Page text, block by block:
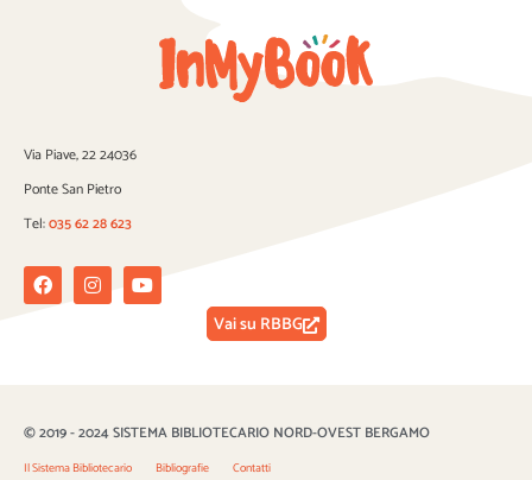
Via Piave, 22 24036
Ponte San Pietro
Tel:035 62 28 623
FacebookInstagramYoutube
Vai su RBBG
© 2019 - 2024 SISTEMA BIBLIOTECARIO NORD-OVEST BERGAMO
Il Sistema Bibliotecario Bibliografie Contatti